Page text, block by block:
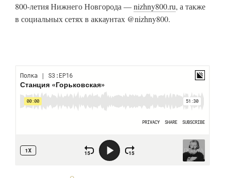
800-летия Нижнего Новгорода —nizhny800.ru, а также
в социальных сетях в аккаунтах @nizhny800.